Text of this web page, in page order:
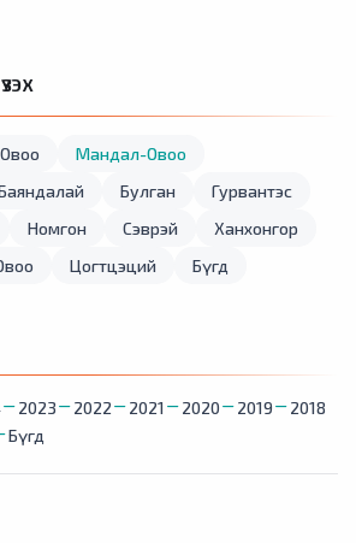
Мандал-Овоо
Булган
Гурвантэс
Номгон Сэврэй
Ханхонгор
Цогтцэций Бүгд
2023 2022 2021 2020 2019
2018
Бүгд